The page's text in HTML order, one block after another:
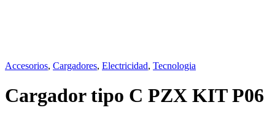
Accesorios, Cargadores, Electricidad, Tecnologia
Cargador tipo C PZX KIT P06